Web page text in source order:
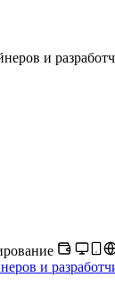
и
и